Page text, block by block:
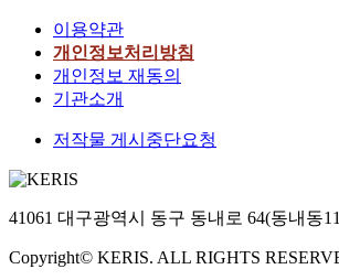
이용약관
개인정보처리방침
개인정보 재동의
기관소개
저작물 게시중단요청
41061 대구광역시 동구 동내로 64(동내동
Copyright© KERIS. ALL RIGHTS